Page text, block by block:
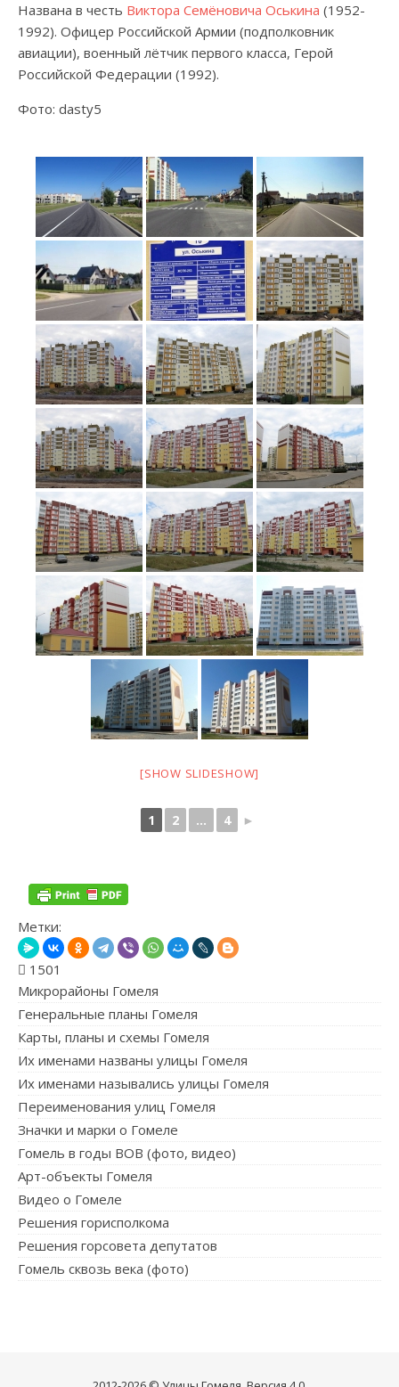
Названа в честь Виктора Семёновича Оськина (1952-
1992). Офицер Российской Армии (подполковник
авиации), военный лётчик первого класса, Герой
Российской Федерации (1992).
Фото: dasty5
[SHOW SLIDESHOW]
1 2 ... 4 ►
Метки:
1501
Микрорайоны Гомеля
Генеральные планы Гомеля
Карты, планы и схемы Гомеля
Их именами названы улицы Гомеля
Их именами назывались улицы Гомеля
Переименования улиц Гомеля
Значки и марки о Гомеле
Гомель в годы ВОВ (фото, видео)
Арт-объекты Гомеля
Видео о Гомеле
Решения горисполкома
Решения горсовета депутатов
Гомель сквозь века (фото)